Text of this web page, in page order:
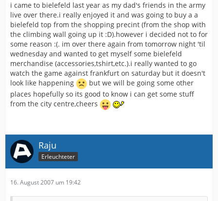
i came to bielefeld last year as my dad's friends in the army
live over there.i really enjoyed it and was going to buy a a
bielefeld top from the shopping precint (from the shop with
the climbing wall going up it :D).however i decided not to for
some reason :(. im over there again from tomorrow night 'til
wednesday and wanted to get myself some bielefeld
merchandise (accessories,tshirt,etc.).i really wanted to go
watch the game against frankfurt on saturday but it doesn't
look like happening
but we will be going some other
places hopefully so its good to know i can get some stuff
from the city centre,cheers
Raju
Erleuchteter
16. August 2007 um 19:42